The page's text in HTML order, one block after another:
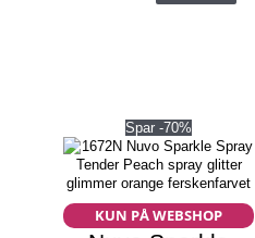
Spar -70%
KUN PÅ WEBSHOP